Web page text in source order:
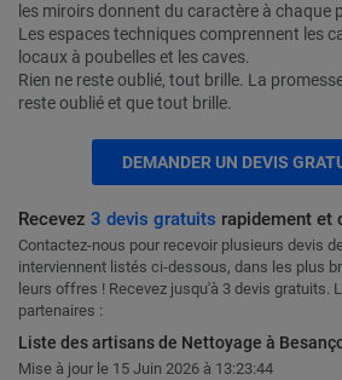
les miroirs donnent du caractère à chaque
Les espaces techniques comprennent les
locaux à poubelles et les caves.
Rien ne reste oublié, tout brille. La
reste oublié et que tout brille.
DEMANDER UN DEVIS
Recevez 3 devis gratuits rapidement et
Contactez-nous pour recevoir plusieurs devis
interviennent listés ci-dessous, dans les plus
leurs offres ! Recevez jusqu'à 3 devis gratuits.
partenaires :
Liste des artisans de Nettoyage à
Mise à jour le 15 Juin 2026 à 13:23:44